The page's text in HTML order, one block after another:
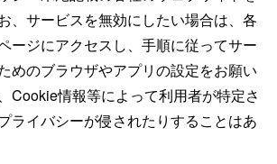
、サービスを無効にしたい場合は、各
ージにアクセスし、手順に従ってサー
めのブラウザやアプリの設定をお願い
Cookie情報等によって利用者が特定さ
ライバシーが侵されたりすることはあ